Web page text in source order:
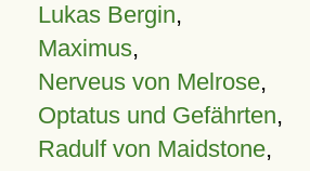
Lukas Bergin,
Maximus,
Nerveus von Melrose,
Optatus und Gefährten,
Radulf von Maidstone,